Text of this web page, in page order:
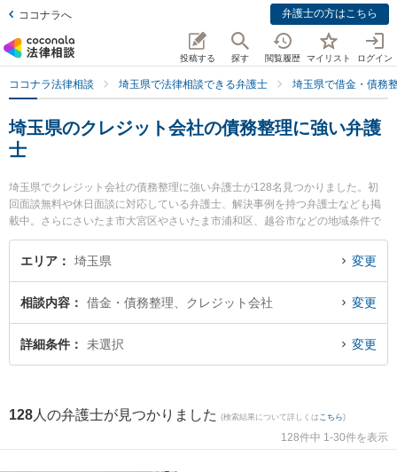
ココナラへ 弁護士の方はこちら
投稿する 探す 閲覧履歴 マイリスト ログイン
ココナラ法律相談 埼玉県で法律相談できる弁護士 埼玉県で借金・債務
埼玉県のクレジット会社の債務整理に強い弁護
士
埼玉県でクレジット会社の債務整理に強い弁護士が128名見つかりました。初
回面談無料や休日面談に対応している弁護士、解決事例を持つ弁護士なども掲
載中。さらにさいたま市大宮区やさいたま市浦和区、越谷市などの地域条件で
弁護士を絞り込めます。借金・債務整理に関係する消費者金融の債務整理やク
レジット会社の債務整理、リボ払いの債務整理等の細かな分野での絞り込み検
俊太郎弁護士のプロフィール情報や弁護士費用、強みなどが注目されていま
す。『埼玉県で土日や夜間に発生したクレジット会社の債務整理のトラブルを
今すぐに弁護士に相談したい』『クレジット会社の債務整理のトラブル解決の
エリア 埼玉県 変更
相談内容 借金・債務整理、クレジット会社 変更
詳細条件 未選択 変更
128 人の弁護士が見つかりました (検索結果について詳しくは こちら)
128件中 1-30件を表示